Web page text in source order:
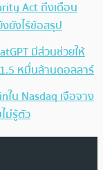
Act ถึงเดือน
ยังไร้ข้อสรุป
มีส่วนช่วยให้
หมื่นล้านดอลลาร์
น Nasdaq เจือจาง
ม่รู้ตัว